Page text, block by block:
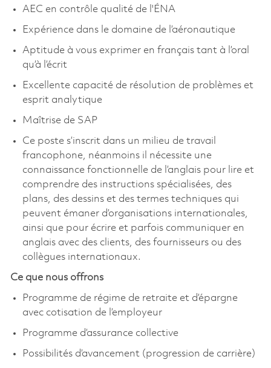
AEC en contrôle qualité de l'ÉNA
Expérience dans le domaine de l’aéronautique
Aptitude à vous exprimer en français tant à l’oral
qu’à l’écrit
Excellente capacité de résolution de problèmes et
esprit analytique
Maîtrise de SAP
Ce poste s’inscrit dans un milieu de travail
francophone, néanmoins il nécessite une
connaissance fonctionnelle de l’anglais pour lire et
comprendre des instructions spécialisées, des
plans, des dessins et des termes techniques qui
peuvent émaner d’organisations internationales,
ainsi que pour écrire et parfois communiquer en
anglais avec des clients, des fournisseurs ou des
collègues internationaux.
Ce que nous offrons
Programme de régime de retraite et d’épargne
avec cotisation de l’employeur
Programme d’assurance collective
Possibilités d’avancement (progression de carrière)